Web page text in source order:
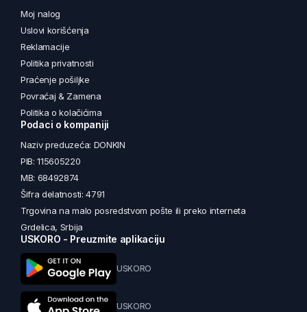
Moj nalog
Uslovi korišćenja
Reklamacije
Politika privatnosti
Praćenje pošiljke
Povraćaj & Zamena
Politika o kolačićima
Podaci o kompaniji
Naziv preduzeća: DONKIN
PIB: 115605220
MB: 68492874
Šifra delatnosti: 4791
Trgovina na malo posredstvom pošte ili preko interneta
Grdelica, Srbija
USKORO - Preuzmite aplikaciju
USKORO
USKORO